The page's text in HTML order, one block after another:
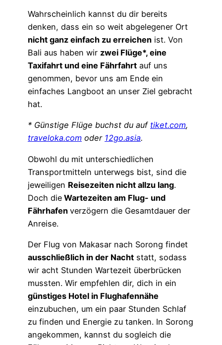
Wahrscheinlich kannst du dir bereits
denken, dass ein so weit abgelegener Ort
nicht ganz einfach zu erreichen ist. Von
Bali aus haben wir zwei Flüge*, eine
Taxifahrt und eine Fährfahrt auf uns
genommen, bevor uns am Ende ein
einfaches Langboot an unser Ziel gebracht
hat.
* Günstige Flüge buchst du auf tiket.com,
traveloka.com oder 12go.asia.
Obwohl du mit unterschiedlichen
Transportmitteln unterwegs bist, sind die
jeweiligen Reisezeiten nicht allzu lang.
Doch die Wartezeiten am Flug- und
Fährhafen verzögern die Gesamtdauer der
Anreise.
Der Flug von Makasar nach Sorong findet
ausschließlich in der Nacht statt, sodass
wir acht Stunden Wartezeit überbrücken
mussten. Wir empfehlen dir, dich in ein
günstiges Hotel in Flughafennähe
einzubuchen, um ein paar Stunden Schlaf
zu finden und Energie zu tanken. In Sorong
angekommen, kannst du sogleich die